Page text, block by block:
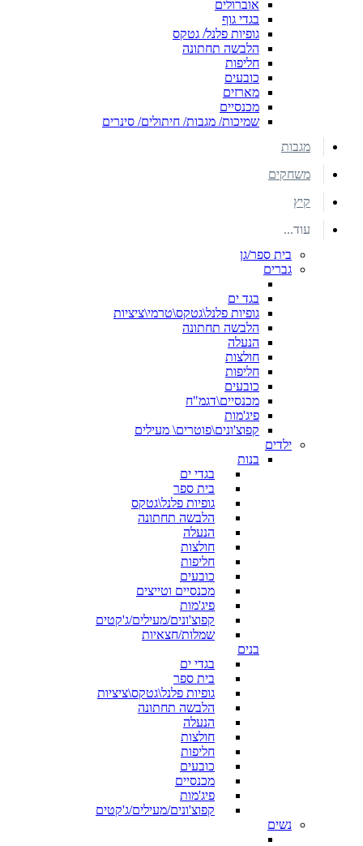
אוברולים
בגדי גוף
גופיות פלנל/ גטקס
הלבשה תחתונה
חליפות
כובעים
מארזים
מכנסיים
שמיכות/ מגבות/ חיתולים/ סינרים
מגבות
משחקים
קיץ
עוד...
בית ספר/גן
גברים
בגד ים
גופיות פלנל\גטקס\טרמי\ציציות
הלבשה תחתונה
הנעלה
חולצות
חליפות
כובעים
מכנסיים\דגמ"ח
פיג'מות
קפוצ'ונים\פוטרים\ מעילים
ילדים
בנות
בגדי ים
בית ספר
גופיות פלנל\גטקס
הלבשה תחתונה
הנעלה
חולצות
חליפות
כובעים
מכנסיים וטייצים
פיג'מות
קפוצ'ונים/מעילים/ג'קטים
שמלות/חצאיות
בנים
בגדי ים
בית ספר
גופיות פלנל\גטקס\ציציות
הלבשה תחתונה
הנעלה
חולצות
חליפות
כובעים
מכנסיים
פיג'מות
קפוצ'ונים/מעילים/ג'קטים
נשים